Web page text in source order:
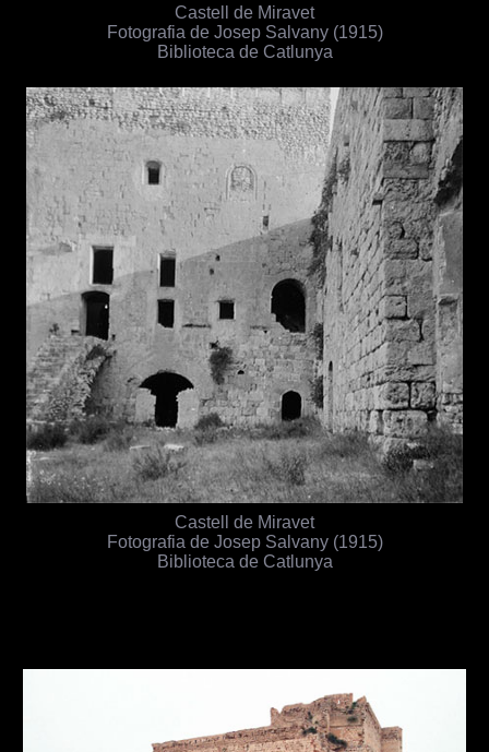
Castell de Miravet
Fotografia de Josep Salvany (1915)
Biblioteca de Catlunya
Castell de Miravet
Fotografia de Josep Salvany (1915)
Biblioteca de Catlunya